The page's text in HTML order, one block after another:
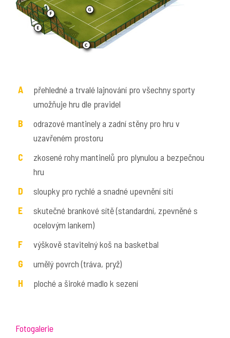
přehledné a trvalé lajnování pro všechny sporty
umožňuje hru dle pravidel
odrazové mantinely a zadní stěny pro hru v
uzavřeném prostoru
zkosené rohy mantinelů pro plynulou a bezpečnou
hru
sloupky pro rychlé a snadné upevnění sítí
skutečné brankové sítě (standardní, zpevněné s
ocelovým lankem)
výškově stavitelný koš na basketbal
umělý povrch (tráva, pryž)
ploché a široké madlo k sezení
Fotogalerie